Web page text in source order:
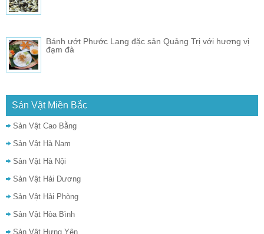
Bánh ướt Phước Lang đặc sản Quảng Trị với hương vị
đạm đà
Sản Vật Miền Bắc
Sản Vật Cao Bằng
Sản Vật Hà Nam
Sản Vật Hà Nội
Sản Vật Hải Dương
Sản Vật Hải Phòng
Sản Vật Hòa Bình
Sản Vật Hưng Yên